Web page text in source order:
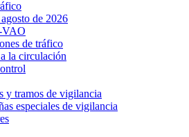
de 2026
VAO
de tráfico
la circulación
y tramos de vigilancia
especiales de vigilancia